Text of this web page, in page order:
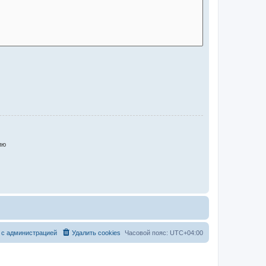
Часовой пояс: UTC+04:00
Удалить cookies
администрацией